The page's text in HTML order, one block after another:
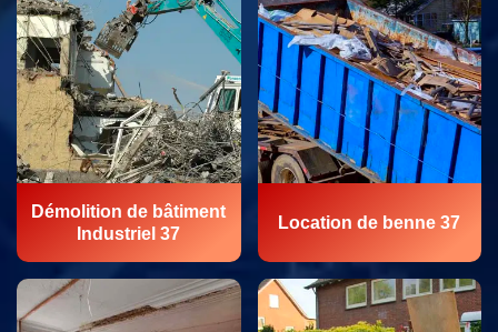
Démolition de bâtiment
Industriel 37
Location de benne 37